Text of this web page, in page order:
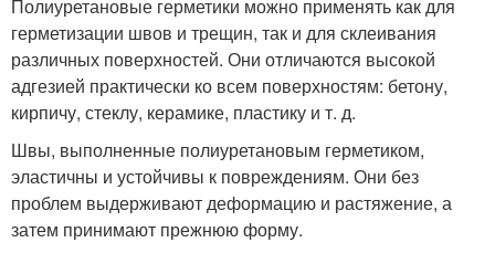
Полиуретановые герметики можно применять как для
герметизации швов и трещин, так и для склеивания
различных поверхностей. Они отличаются высокой
адгезией практически ко всем поверхностям: бетону,
кирпичу, стеклу, керамике, пластику и т. д.
Швы, выполненные полиуретановым герметиком,
эластичны и устойчивы к повреждениям. Они без
проблем выдерживают деформацию и растяжение, а
затем принимают прежнюю форму.